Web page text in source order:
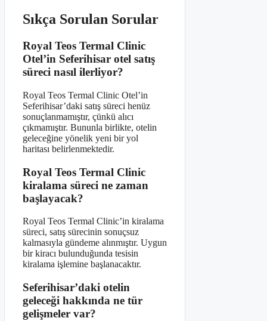
Sıkça Sorulan Sorular
Royal Teos Termal Clinic
Otel’in Seferihisar otel satış
süreci nasıl ilerliyor?
Royal Teos Termal Clinic Otel’in
Seferihisar’daki satış süreci henüz
sonuçlanmamıştır, çünkü alıcı
çıkmamıştır. Bununla birlikte, otelin
geleceğine yönelik yeni bir yol
haritası belirlenmektedir.
Royal Teos Termal Clinic
kiralama süreci ne zaman
başlayacak?
Royal Teos Termal Clinic’in kiralama
süreci, satış sürecinin sonuçsuz
kalmasıyla gündeme alınmıştır. Uygun
bir kiracı bulunduğunda tesisin
kiralama işlemine başlanacaktır.
Seferihisar’daki otelin
geleceği hakkında ne tür
gelişmeler var?